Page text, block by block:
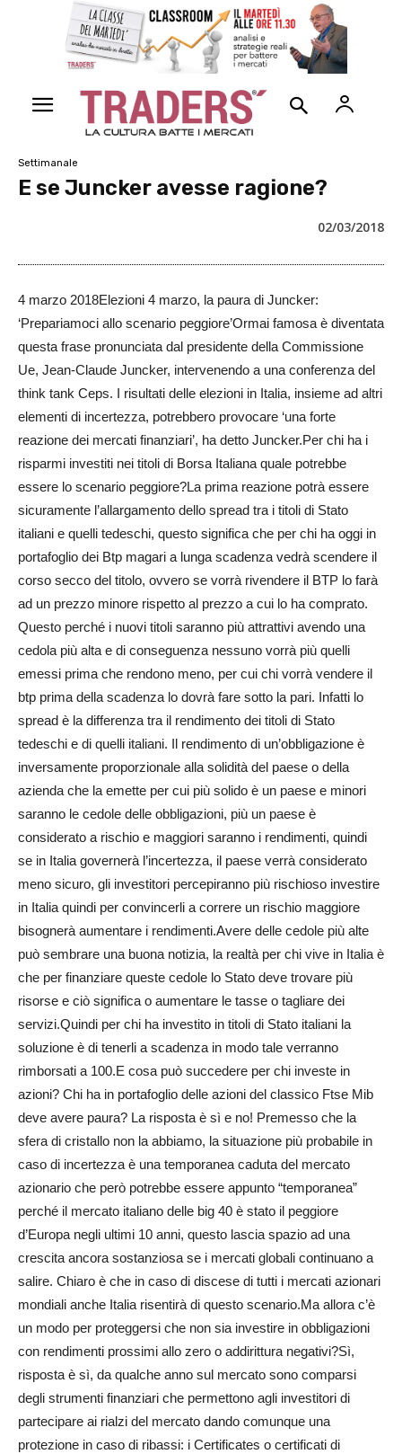
Settimanale
E se Juncker avesse ragione?
02/03/2018
4 marzo 2018Elezioni 4 marzo, la paura di Juncker:
‘Prepariamoci allo scenario peggiore’Ormai famosa è diventata
questa frase pronunciata dal presidente della Commissione
Ue, Jean-Claude Juncker, intervenendo a una conferenza del
think tank Ceps. I risultati delle elezioni in Italia, insieme ad altri
elementi di incertezza, potrebbero provocare ‘una forte
reazione dei mercati finanziari’, ha detto Juncker.Per chi ha i
risparmi investiti nei titoli di Borsa Italiana quale potrebbe
essere lo scenario peggiore?La prima reazione potrà essere
sicuramente l’allargamento dello spread tra i titoli di Stato
italiani e quelli tedeschi, questo significa che per chi ha oggi in
portafoglio dei Btp magari a lunga scadenza vedrà scendere il
corso secco del titolo, ovvero se vorrà rivendere il BTP lo farà
ad un prezzo minore rispetto al prezzo a cui lo ha comprato.
Questo perché i nuovi titoli saranno più attrattivi avendo una
cedola più alta e di conseguenza nessuno vorrà più quelli
emessi prima che rendono meno, per cui chi vorrà vendere il
btp prima della scadenza lo dovrà fare sotto la pari. Infatti lo
spread è la differenza tra il rendimento dei titoli di Stato
tedeschi e di quelli italiani. Il rendimento di un’obbligazione è
inversamente proporzionale alla solidità del paese o della
azienda che la emette per cui più solido è un paese e minori
saranno le cedole delle obbligazioni, più un paese è
considerato a rischio e maggiori saranno i rendimenti, quindi
se in Italia governerà l’incertezza, il paese verrà considerato
meno sicuro, gli investitori percepiranno più rischioso investire
in Italia quindi per convincerli a correre un rischio maggiore
bisognerà aumentare i rendimenti.Avere delle cedole più alte
può sembrare una buona notizia, la realtà per chi vive in Italia è
che per finanziare queste cedole lo Stato deve trovare più
risorse e ciò significa o aumentare le tasse o tagliare dei
servizi.Quindi per chi ha investito in titoli di Stato italiani la
soluzione è di tenerli a scadenza in modo tale verranno
rimborsati a 100.E cosa può succedere per chi investe in
azioni? Chi ha in portafoglio delle azioni del classico Ftse Mib
deve avere paura? La risposta è sì e no! Premesso che la
sfera di cristallo non la abbiamo, la situazione più probabile in
caso di incertezza è una temporanea caduta del mercato
azionario che però potrebbe essere appunto “temporanea”
perché il mercato italiano delle big 40 è stato il peggiore
d’Europa negli ultimi 10 anni, questo lascia spazio ad una
crescita ancora sostanziosa se i mercati globali continuano a
salire. Chiaro è che in caso di discese di tutti i mercati azionari
mondiali anche Italia risentirà di questo scenario.Ma allora c’è
un modo per proteggersi che non sia investire in obbligazioni
con rendimenti prossimi allo zero o addirittura negativi?Sì,
risposta è sì, da qualche anno sul mercato sono comparsi
degli strumenti finanziari che permettono agli investitori di
partecipare ai rialzi del mercato dando comunque una
protezione in caso di ribassi: i Certificates o certificati di